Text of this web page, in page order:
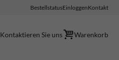
BestellstatusEinloggenKontakt
Kontaktieren Sie uns Warenkorb